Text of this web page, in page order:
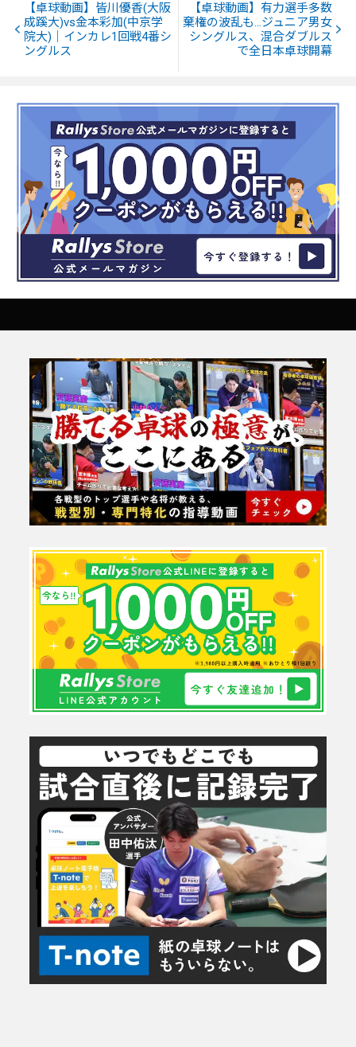
【卓球動画】皆川優香(大阪
成蹊大)vs金本彩加(中京学
院大)｜インカレ1回戦4番シ
ングルス
【卓球動画】有力選手多数
棄権の波乱も…ジュニア男女
シングルス、混合ダブルス
で全日本卓球開幕